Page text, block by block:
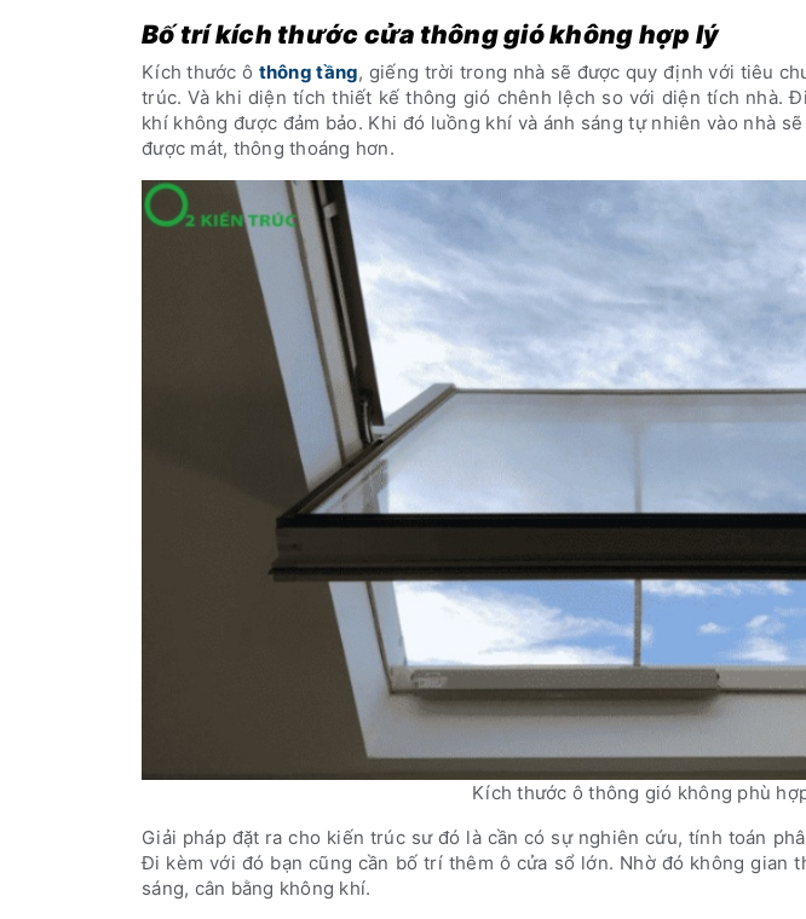
Bố trí kích thước cửa thông gió không hợp lý
Kích thước ô thông tầng, giếng trời trong nhà sẽ được quy định với tiêu
trúc. Và khi diện tích thiết kế thông gió chênh lệch so với diện tích nhà.
khí không được đảm bảo. Khi đó luồng khí và ánh sáng tự nhiên vào nhà
được mát, thông thoáng hơn.
Kích thước ô thông gió không phù
Giải pháp đặt ra cho kiến trúc sư đó là cần có sự nghiên cứu, tính toán
Đi kèm với đó bạn cũng cần bố trí thêm ô cửa sổ lớn. Nhờ đó không gian
sáng, cân bằng không khí.